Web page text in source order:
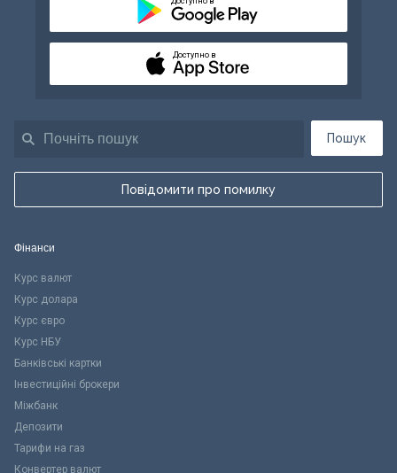
Пошук
Повідомити про помилку
Доступно в
Фінанси
Курс валют
Курс долара
Курс євро
Курс НБУ
Банківські картки
Інвестиційні брокери
Міжбанк
Депозити
Тарифи на газ
Конвертер валют